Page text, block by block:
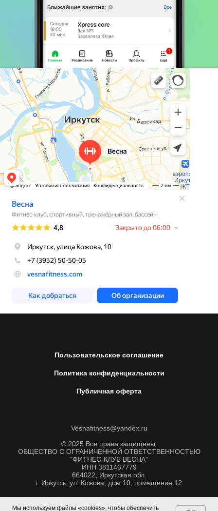
Мы используем файлы «cookies», чтобы обеспечить
Пользовательское соглашение
Политика конфиденциальности
Публичная оферта
Vesnafitness@yandex.ru
© 2025 Все права защищены.
ОБЩЕСТВО С ОГРАНИЧЕННОЙ ОТВЕТСТВЕННОСТЬЮ
"ФИТНЕС-КЛУБ ВЕСНА"
ИНН 3811467779
664022, Иркутская обл.
г. Иркутск, ул. Кожова, дом 10, помещение 12